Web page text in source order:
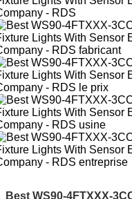
Best WS90-4FTXXX-